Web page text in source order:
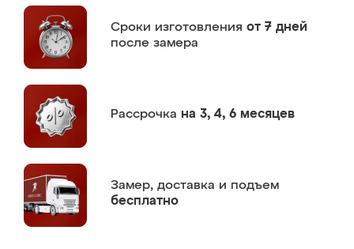
Сроки изготовления от 7 дней
после замера
Рассрочка на 3, 4, 6 месяцев
Замер, доставка и подъем
бесплатно